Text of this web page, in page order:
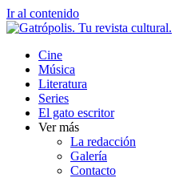
Ir al contenido
Cine
Música
Literatura
Series
El gato escritor
Ver más
La redacción
Galería
Contacto